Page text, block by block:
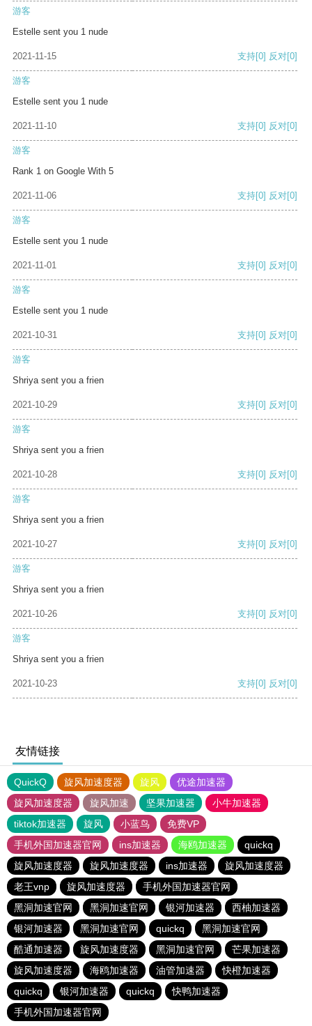
游客
Estelle sent you 1 nude
2021-11-15 支持[0] 反对[0]
游客
Estelle sent you 1 nude
2021-11-10 支持[0] 反对[0]
游客
Rank 1 on Google With 5
2021-11-06 支持[0] 反对[0]
游客
Estelle sent you 1 nude
2021-11-01 支持[0] 反对[0]
游客
Estelle sent you 1 nude
2021-10-31 支持[0] 反对[0]
游客
Shriya sent you a frien
2021-10-29 支持[0] 反对[0]
游客
Shriya sent you a frien
2021-10-28 支持[0] 反对[0]
游客
Shriya sent you a frien
2021-10-27 支持[0] 反对[0]
游客
Shriya sent you a frien
2021-10-26 支持[0] 反对[0]
游客
Shriya sent you a frien
2021-10-23 支持[0] 反对[0]
友情链接
QuickQ 旋风加速度器 旋风
优途加速器
旋风加速度器
旋风加速 坚果加速器
小牛加速器
tiktok加速器
旋风 小蓝鸟
免费VP
手机外国加速器官网
ins加速器 海鸥加速器
quickq
旋风加速度器
旋风加速度器 ins加速器
旋风加速度器
老王vnp
旋风加速度器
手机外国加速器官网
黑洞加速官网
黑洞加速官网 银河加速器
西柚加速器
银河加速器
黑洞加速官网 quickq
黑洞加速官网
酷通加速器
旋风加速度器 黑洞加速官网
芒果加速器
旋风加速度器
海鸥加速器 油管加速器
快橙加速器
quickq
银河加速器 quickq
快鸭加速器
手机外国加速器官网